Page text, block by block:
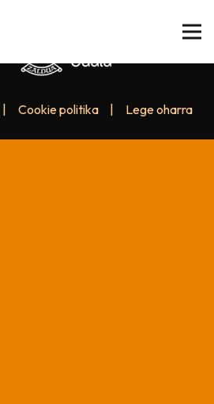
Cookie politika Lege oharra